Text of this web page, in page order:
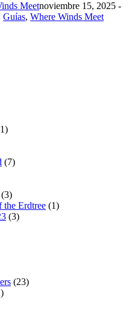
Meetnoviembre 15, 2025 -
Guías, Where Winds Meet
(7)
(3)
the Erdtree (1)
(3)
(23)